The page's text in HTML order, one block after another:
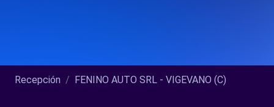
Recepción FENINO AUTO SRL - VIGEVANO (C)